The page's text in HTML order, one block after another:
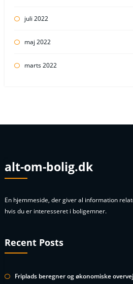
juli 2022
maj 2022
marts 2022
alt-om-bolig.dk
En hjemmeside, der giver al information
hvis du er interesseret i boligemner.
Recent Posts
Friplads beregner og økonomiske